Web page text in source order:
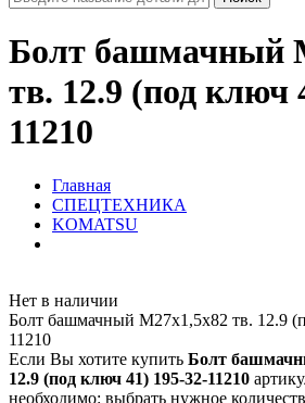
Болт башмачный
тв. 12.9 (под ключ
11210
Главная
СПЕЦТЕХНИКА
KOMATSU
Нет в наличии
Болт башмачный M27x1,5x82 тв. 12.9
11210
Если Вы хотите купить Болт
12.9 (под ключ 41) 195-32-11210
необходимо: выбрать нужное